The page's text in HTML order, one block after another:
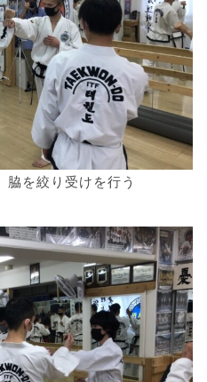
脇を絞り受けを行う